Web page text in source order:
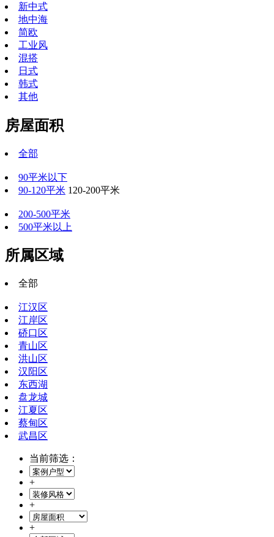
新中式
地中海
简欧
工业风
混搭
日式
韩式
其他
房屋面积
全部
90平米以下
90-120平米 120-200平米
200-500平米
500平米以上
所属区域
全部
江汉区
江岸区
硚口区
青山区
洪山区
汉阳区
东西湖
盘龙城
江夏区
蔡甸区
武昌区
当前筛选：
+
+
+